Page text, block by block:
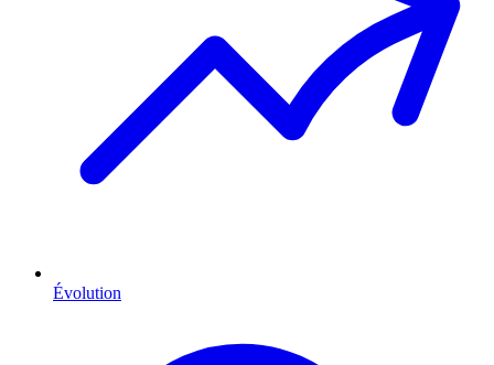
Évolution